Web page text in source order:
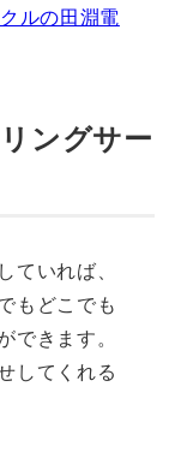
ルの田淵電
ングサー
いれば、
もどこでも
きます。
してくれる